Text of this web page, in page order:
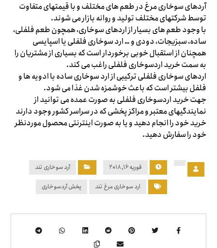
آردهای سوخاری مرغ در طعم های مختلف و با قیمتهای متفاوت
توسط شرکتهای مختلف تولید و روانه بازار می شوند.
با وجود طعم های بسیار از اردهای سوخاری، همچون طعم فلفلی،
ساده، سبزیجات، دودی و … ارد سوخاری فلفلی یا اسپایسی
همچنان از استقبال خوبی برخوردار است که بسیاری از مشتریان را
به سمت خرید اردسوخاری فلفلی راغب می کند.
اردهای سوخاری فلفلی ترکیبی از ارد سوخاری ساده با ادویه ها و
فلفل بیشتر است که باعث خوشمزه شدن غذا می شود.
جهت خرید اردسوخاری فلفلی به صورت عمده می توانید از
نمایندگیهای معتبر و مراکز پخشی که در سراسر کشور وجود دارند
خرید خود را انجام دهید و یا به صورت اینترنتی محصول موردنظر
خود را سفارش دهید.
فوریه ۱۶, ۲۰۱۸ آرد سوخاری تند
ارد سوخاری مرغ تند پخش آردسوخاری